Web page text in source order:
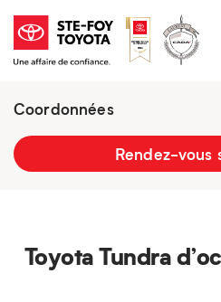
Coordonnées
Fermé : samedi-
Rendez-vous
Toyota Tundra